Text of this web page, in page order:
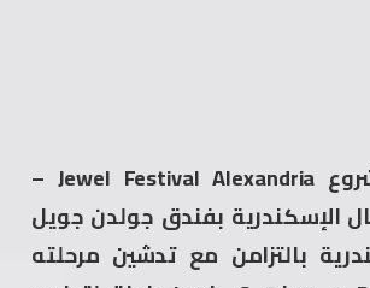
تم افتتاح مشروع Jewel Festival Alexandria –
الإسكندرية بفندق جولدن جويل
بالتزامن مع تدشين مرحلته